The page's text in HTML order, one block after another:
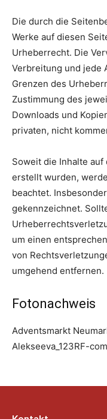
Die durch die
Werke auf diesen
Urheberrecht. Die
Verbreitung und jede
Grenzen des
Zustimmung des
Downloads und
privaten, nicht
Soweit die Inhalte
erstellt wurden,
beachtet.
gekennzeichnet.
um einen
von
umgehend entfernen.
Fotonachweis
Adventsmarkt
Alekseeva_123RF-com